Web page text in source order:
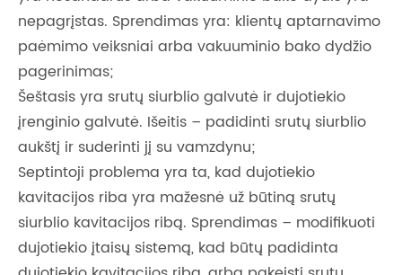
nepagrįstas. Sprendimas yra: klientų aptarnavimo
paėmimo veiksniai arba vakuuminio bako dydžio
pagerinimas;
Šeštasis yra srutų siurblio galvutė ir dujotiekio
įrenginio galvutė. Išeitis – padidinti srutų siurblio
aukštį ir suderinti jį su vamzdynu;
Septintoji problema yra ta, kad dujotiekio
kavitacijos riba yra mažesnė už būtiną srutų
siurblio kavitacijos ribą. Sprendimas – modifikuoti
dujotiekio įtaisų sistemą, kad būtų padidinta